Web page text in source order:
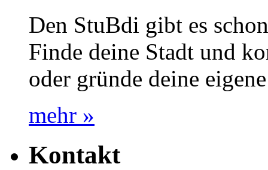
Den StuBdi gibt es
Finde deine Stadt und
oder gründe deine
mehr »
Kontakt